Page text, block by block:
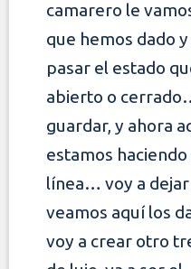
camarero le
que hemos dado
pasar el estado
abierto o
guardar, y ahora
estamos haciendo
línea… voy a
veamos aquí los
voy a crear otro